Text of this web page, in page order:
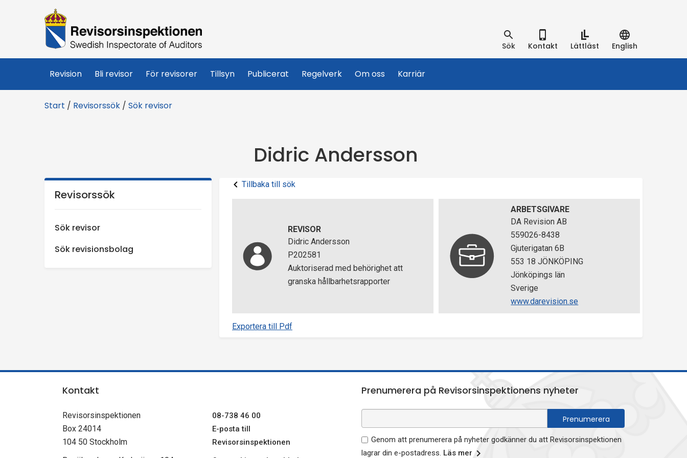
R
e
v
i
r
n
t
Sök Kontakt Lättläst English
Revision Bli revisor För revisorer Tillsyn Publicerat Regelverk Om oss Karriär
Start / Revisorssök / Sök revisor
Didric Andersson
Tillbaka till sök
REVISOR
Didric Andersson
P202581
Auktoriserad med behörighet att
granska hållbarhetsrapporter
ARBETSGIVARE
DA Revision AB
559026-8438
Gjuterigatan 6B
553 18 JÖNKÖPING
Jönköpings län
Sverige
www.darevision.se
Exportera till Pdf
Revisorssök
Sök revisor
Sök revisionsbolag
Kontakt
Revisorsinspektionen
Box 24014
104 50 Stockholm
08-738 46 00
E-posta till
Revisorsinspektionen
Prenumerera på Revisorsinspektionens nyheter
Genom att prenumerera på nyheter godkänner du att Revisorsinspektionen
lagrar din e-postadress. Läs mer